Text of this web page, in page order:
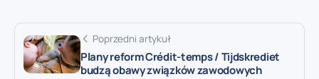
Poprzedni artykuł
Plany reform Crédit-temps / Tijdskrediet
budzą obawy związków zawodowych